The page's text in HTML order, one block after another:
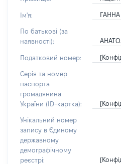
Ім'я: ГАННА
По батькові (за
наявності):
Податковий номер:
Серія та номер
паспорта
громадянина
України (ID-картка):
Унікальний номер
запису в Єдиному
державному
демографічному
реєстрі: